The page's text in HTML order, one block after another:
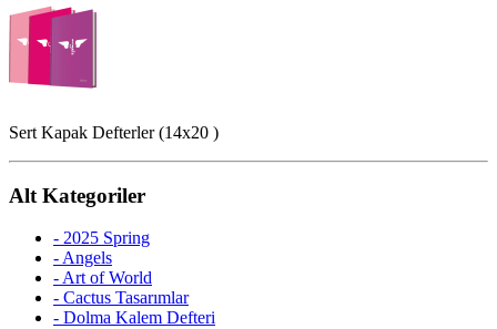
Sert Kapak Defterler (14x20 )
Alt Kategoriler
- 2025 Spring
- Angels
- Art of World
- Cactus Tasarımlar
- Dolma Kalem Defteri